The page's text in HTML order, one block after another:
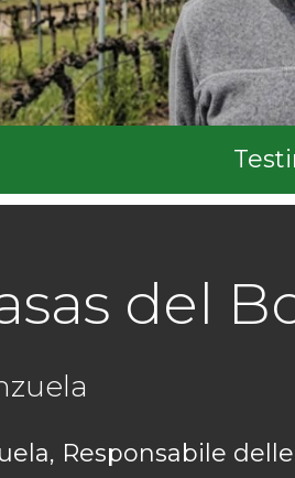
del
Responsabile